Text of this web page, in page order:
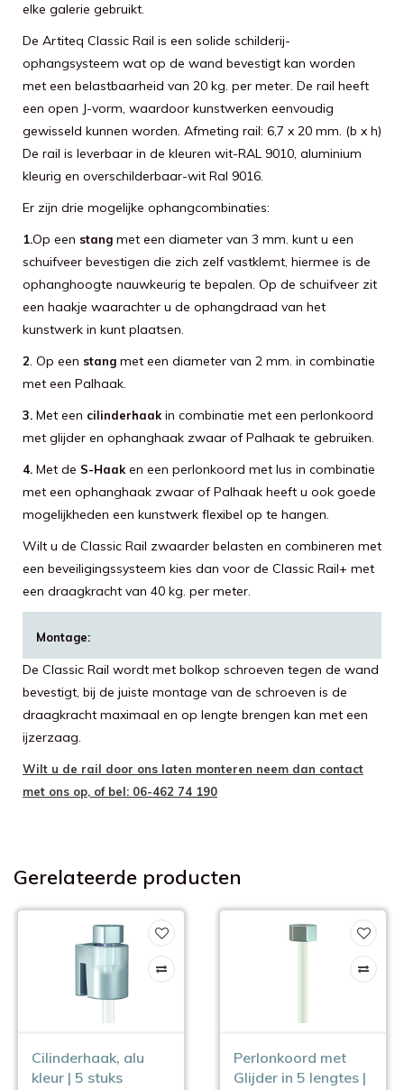
elke galerie gebruikt.
De Artiteq Classic Rail is een solide schilderij-
ophangsysteem wat op de wand bevestigt kan worden
met een belastbaarheid van 20 kg. per meter. De rail heeft
een open J-vorm, waardoor kunstwerken eenvoudig
gewisseld kunnen worden. Afmeting rail: 6,7 x 20 mm. (b x h)
De rail is leverbaar in de kleuren wit-RAL 9010, aluminium
kleurig en overschilderbaar-wit Ral 9016.
Er zijn drie mogelijke ophangcombinaties:
1.Op een stang met een diameter van 3 mm. kunt u een
schuifveer bevestigen die zich zelf vastklemt, hiermee is de
ophanghoogte nauwkeurig te bepalen. Op de schuifveer zit
een haakje waarachter u de ophangdraad van het
kunstwerk in kunt plaatsen.
2. Op een stang met een diameter van 2 mm. in combinatie
met een Palhaak.
3. Met een cilinderhaakin combinatie met een perlonkoord
met glijder en ophanghaak zwaar of Palhaak te gebruiken.
4. Met de S-Haaken een perlonkoord met lus in combinatie
met een ophanghaak zwaar of Palhaak heeft u ook goede
mogelijkheden een kunstwerk flexibel op te hangen.
Wilt u de Classic Rail zwaarder belasten en combineren met
een beveiligingssysteem kies dan voor de Classic Rail+ met
een draagkracht van 40 kg. per meter.
Montage:
De Classic Rail wordt met bolkop schroeven tegen de wand
bevestigt, bij de juiste montage van de schroeven is de
draagkracht maximaal en op lengte brengen kan met een
ijzerzaag.
Wilt u de rail door ons laten monteren neem dan contact
met ons op, of bel: 06-462 74 190
Gerelateerde producten
Cilinderhaak, alu
kleur | 5 stuks
Perlonkoord met
Glijder in 5 lengtes |